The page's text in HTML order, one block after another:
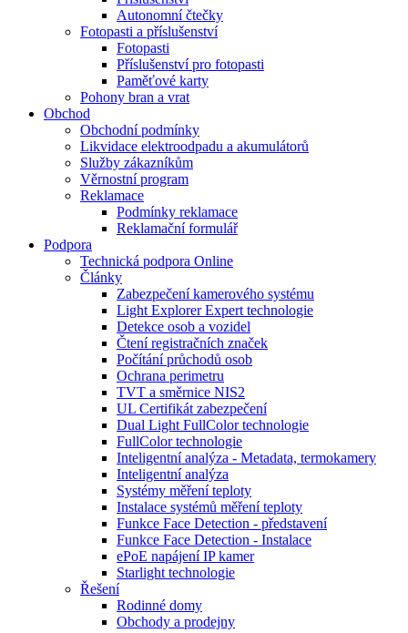
Autonomní čtečky
Fotopasti a příslušenství
Fotopasti
Příslušenství pro fotopasti
Paměťové karty
Pohony bran a vrat
Obchod
Obchodní podmínky
Likvidace elektroodpadu a akumulátorů
Služby zákazníkům
Věrnostní program
Reklamace
Podmínky reklamace
Reklamační formulář
Podpora
Technická podpora Online
Články
Zabezpečení kamerového systému
Light Explorer Expert technologie
Detekce osob a vozidel
Čtení registračních značek
Počítání průchodů osob
Ochrana perimetru
TVT a směrnice NIS2
UL Certifikát zabezpečení
Dual Light FullColor technologie
FullColor technologie
Inteligentní analýza - Metadata, termokamery
Inteligentní analýza
Systémy měření teploty
Instalace systémů měření teploty
Funkce Face Detection - představení
Funkce Face Detection - Instalace
ePoE napájení IP kamer
Starlight technologie
Řešení
Rodinné domy
Obchody a prodejny